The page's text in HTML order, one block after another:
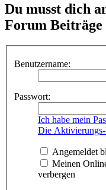
Du musst dich
Forum Beiträge
Benutzername:
Passwort:
Ich habe mein
Die Aktivierungs-
Angemeldet
Meinen
verbergen